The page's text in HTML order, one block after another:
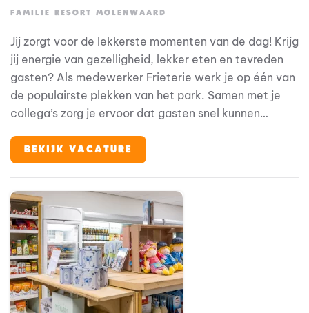
FAMILIE RESORT MOLENWAARD
Jij zorgt voor de lekkerste momenten van de dag! Krijg
jij energie van gezelligheid, lekker eten en tevreden
gasten? Als medewerker Frieterie werk je op één van
de populairste plekken van het park. Samen met je
collega’s zorg je ervoor dat gasten snel kunnen
ijsjes. Bij Familie Resort Molenwaard draait alles om
beleving voor gezinnen met jonge kinderen. En jij? Jij
glimlach en een gezellige sfeer.
BEKIJK VACATURE